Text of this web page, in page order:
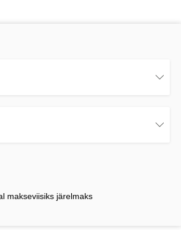
makseviisiks järelmaks